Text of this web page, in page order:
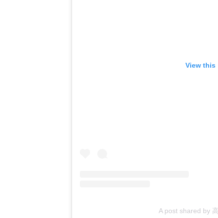
View this
A post shared by